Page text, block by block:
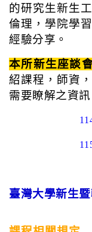
的研究生新生
倫理，學院學
經驗分享。
本所新生座談
紹課程，師資
需要瞭解之資訊
1
臺灣大學新生